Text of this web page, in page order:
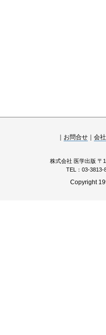
お問合せ 会
株式会社 医学出版 〒
TEL：03-3813-
Copyright